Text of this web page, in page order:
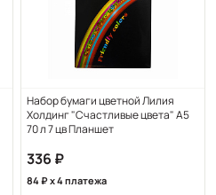
Набор бумаги цветной Лилия
Холдинг "Счастливые цвета" А5
70 л 7 цв Планшет
336
84 x 4 платежа